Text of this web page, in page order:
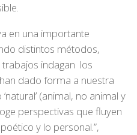
en una importante
distintos métodos,
indagan los
dado forma a nuestra
(animal, no animal y
perspectivas que fluyen
y lo personal.”,